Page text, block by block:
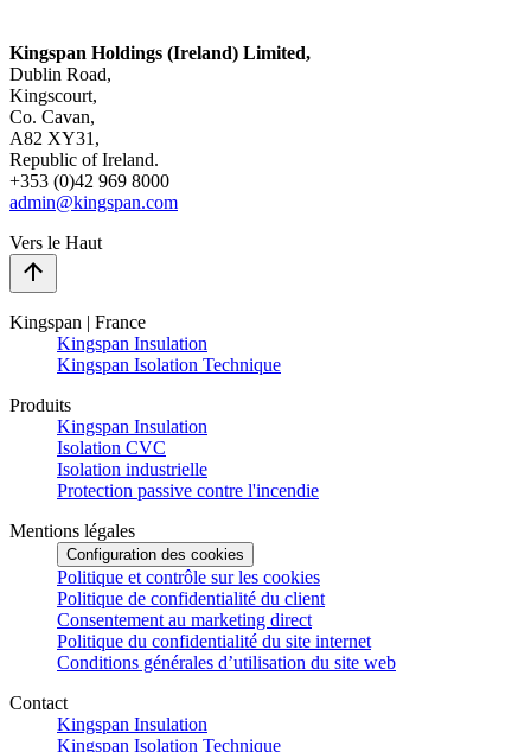
Kingspan Holdings (Ireland) Limited,
Dublin Road,
Kingscourt,
Co. Cavan,
A82 XY31,
Republic of Ireland.
+353 (0)42 969 8000
admin@kingspan.com
Vers le Haut
Kingspan | France
Kingspan Insulation
Kingspan Isolation Technique
Produits
Kingspan Insulation
Isolation CVC
Isolation industrielle
Protection passive contre l'incendie
Mentions légales
Configuration des cookies
Politique et contrôle sur les cookies
Politique de confidentialité du client
Consentement au marketing direct
Politique du confidentialité du site internet
Conditions générales d’utilisation du site web
Contact
Kingspan Insulation
Kingspan Isolation Technique